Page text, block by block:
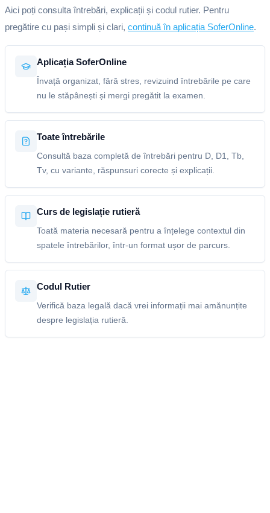
Aici poți consulta întrebări, explicații și codul rutier. Pentru
pregătire cu pași simpli și clari, continuă în aplicația SoferOnline.
Aplicația SoferOnline
Învață organizat, fără stres, revizuind întrebările pe care
nu le stăpânești și mergi pregătit la examen.
Toate întrebările
Consultă baza completă de întrebări pentru D, D1, Tb,
Tv, cu variante, răspunsuri corecte și explicații.
Curs de legislație rutieră
Toată materia necesară pentru a înțelege contextul din
spatele întrebărilor, într-un format ușor de parcurs.
Codul Rutier
Verifică baza legală dacă vrei informații mai amănunțite
despre legislația rutieră.